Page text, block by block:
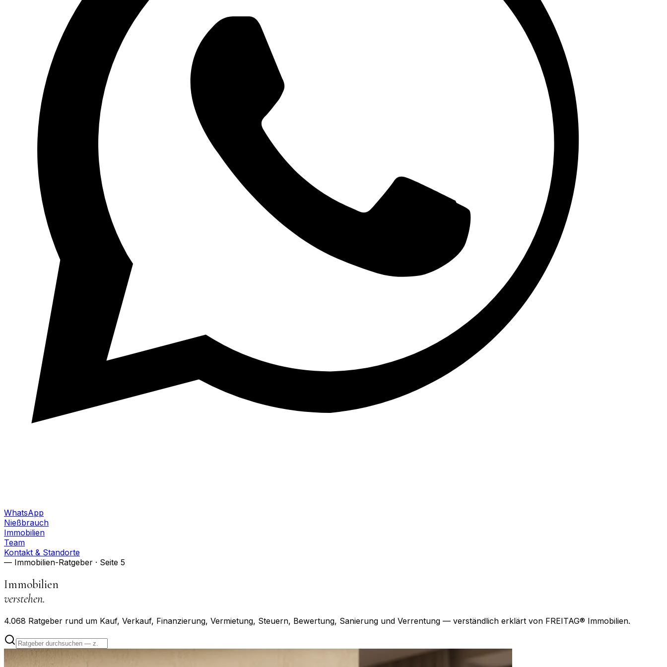
WhatsApp
Nießbrauch
Immobilien
Team
Kontakt & Standorte
— Immobilien-Ratgeber · Seite 5
Immobilien
verstehen.
4.068 Ratgeber rund um Kauf, Verkauf, Finanzierung, Vermietung, Steuern, Bewertung, Sanierung und Verrentung — verständlich erklärt von FREITAG® Immobilien.